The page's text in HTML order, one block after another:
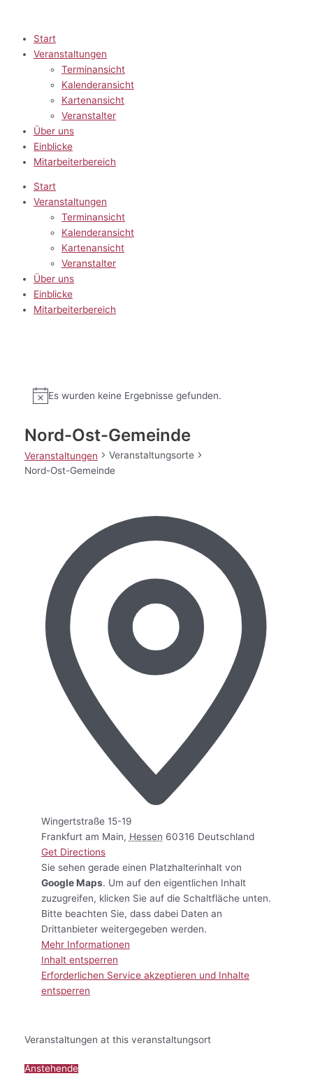
springenStart
Veranstaltungen
Terminansicht
Kalenderansicht
Kartenansicht
Veranstalter
Über uns
Einblicke
Mitarbeiterbereich
Start
Veranstaltungen
Terminansicht
Kalenderansicht
Kartenansicht
Veranstalter
Über uns
Einblicke
Mitarbeiterbereich
Es wurden keine Ergebnisse gefunden.
Nord-Ost-Gemeinde
Veranstaltungen
Veranstaltungsorte
Nord-Ost-Gemeinde
Wingertstraße 15-19
Frankfurt am Main, Hessen 60316 Deutschland
Get Directions
Sie sehen gerade einen Platzhalterinhalt von
Google Maps. Um auf den eigentlichen Inhalt
zuzugreifen, klicken Sie auf die Schaltfläche unten.
Bitte beachten Sie, dass dabei Daten an
Drittanbieter weitergegeben werden.
Mehr Informationen
Inhalt entsperren
Erforderlichen Service akzeptieren und Inhalte
entsperren
Veranstaltungen at this veranstaltungsort
Anstehende